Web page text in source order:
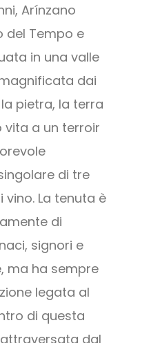
Arínzano
del Tempo e
in una valle
dai
pietra, la terra
vita a un terroir
di tre
La tenuta è
di
signori e
ma ha sempre
legata al
di questa
dal